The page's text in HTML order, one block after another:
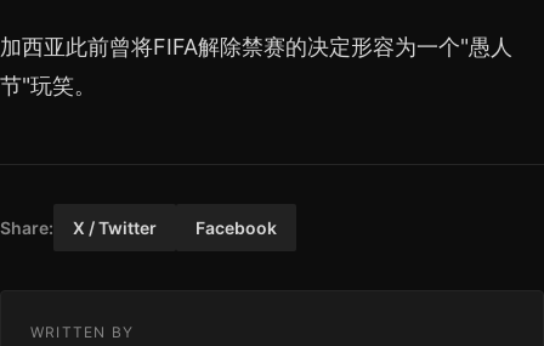
加西亚此前曾将FIFA解除禁赛的决定形容为一个"愚人
节"玩笑。
Share: X / Twitter Facebook
WRITTEN BY